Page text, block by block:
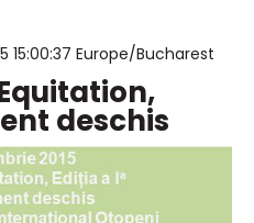
deschis
15:00:37 Europe/Bucharest